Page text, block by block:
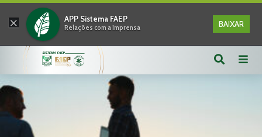
× APP Sistema FAEP
Relações com a Imprensa BAIXAR